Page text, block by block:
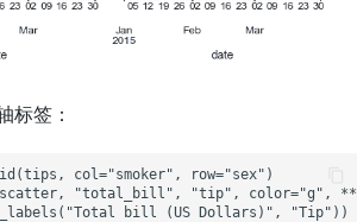
标签：
col="smoker", row="sex")
"total_bill", "tip", color="g",
bill (US Dollars)", "Tip"))